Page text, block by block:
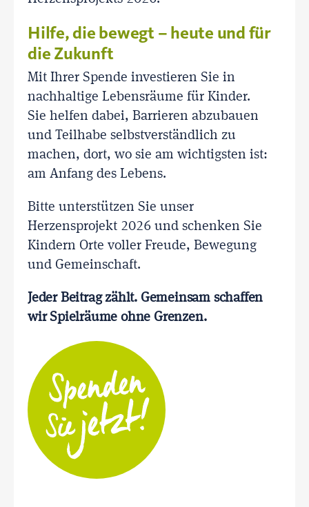
Hilfe, die bewegt – heute und für
die Zukunft
Mit Ihrer Spende investieren Sie in
nachhaltige Lebensräume für Kinder.
Sie helfen dabei, Barrieren abzubauen
und Teilhabe selbstverständlich zu
machen, dort, wo sie am wichtigsten ist:
am Anfang des Lebens.
Bitte unterstützen Sie unser
Herzensprojekt 2026 und schenken Sie
Kindern Orte voller Freude, Bewegung
und Gemeinschaft.
Jeder Beitrag zählt. Gemeinsam schaffen
wir Spielräume ohne Grenzen.